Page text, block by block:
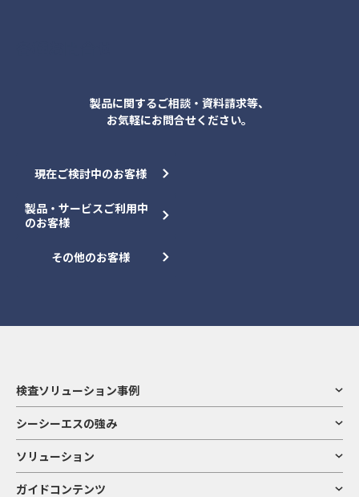
製品に関するご相談・資料請求等、
お気軽にお問合せください。
現在ご検討中のお客様
製品・サービスご利用中
のお客様
その他のお客様
検査ソリューション事例
シーシーエスの強み
ソリューション
ガイドコンテンツ